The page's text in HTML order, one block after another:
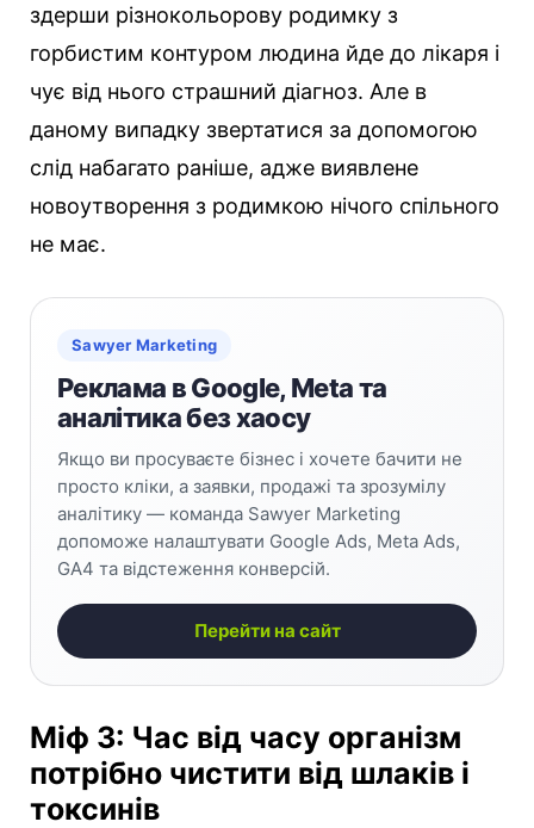
здерши різнокольорову родимку з
горбистим контуром людина йде до лікаря і
чує від нього страшний діагноз. Але в
даному випадку звертатися за допомогою
слід набагато раніше, адже виявлене
новоутворення з родимкою нічого спільного
не має.
Sawyer Marketing
Реклама в Google, Meta та
аналітика без хаосу
Якщо ви просуваєте бізнес і хочете бачити не
просто кліки, а заявки, продажі та зрозумілу
аналітику — команда Sawyer Marketing
допоможе налаштувати Google Ads, Meta Ads,
GA4 та відстеження конверсій.
Перейти на сайт
Міф 3: Час від часу організм
потрібно чистити від шлаків і
токсинів